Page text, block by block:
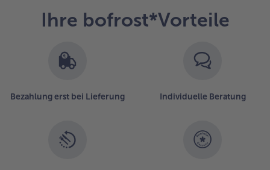
Ihre bofrost*Vorteile
Bezahlung erst bei Lieferung Individuelle Beratung